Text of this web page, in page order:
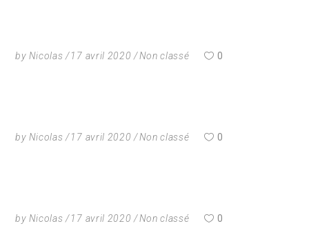
by Nicolas 17 avril 2020 Non classé 0
by Nicolas 17 avril 2020 Non classé 0
by Nicolas 17 avril 2020 Non classé 0